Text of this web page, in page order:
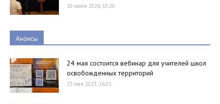
10 июня 2026, 10:20
Анонсы
24 мая состоится вебинар для учителей школ
освобожденных территорий
23 мая 2023, 16:01